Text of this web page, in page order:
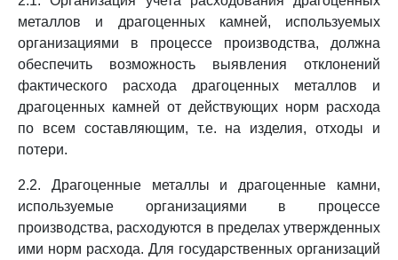
металлов и драгоценных камней, используемых
организациями в процессе производства, должна
обеспечить возможность выявления отклонений
фактического расхода драгоценных металлов и
драгоценных камней от действующих норм расхода
по всем составляющим, т.е. на изделия, отходы и
потери.
2.2. Драгоценные металлы и драгоценные камни,
используемые организациями в процессе
производства, расходуются в пределах утвержденных
ими норм расхода. Для государственных организаций